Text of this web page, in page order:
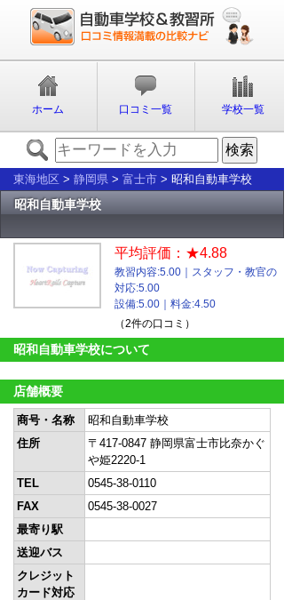
ホーム 口コミ一覧 学校一覧
東海地区 > 静岡県 > 富士市 > 昭和自動車学校
昭和自動車学校
平均評価：★4.88
教習内容:5.00｜スタッフ・教官の
対応:5.00
設備:5.00｜料金:4.50
（2件の口コミ）
昭和自動車学校について
店舗概要
商号・名称
昭和自動車学校
住所
〒417-0847 静岡県富士市比奈かぐ
や姫2220-1
TEL
0545-38-0110
FAX
0545-38-0027
最寄り駅
送迎バス
クレジット
カード対応